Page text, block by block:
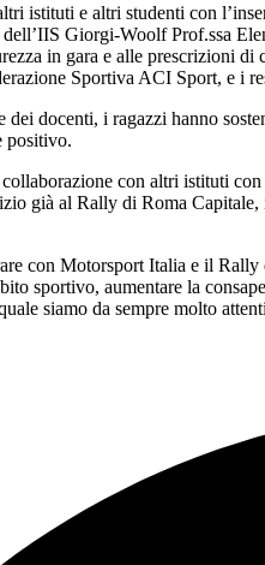
istituti e altri studenti con
Giorgi-Woolf Prof.ssa
in gara e alle prescrizioni
Sportiva ACI Sport, e
docenti, i ragazzi hanno
positivo.
con altri istituti
già al Rally di Roma
con Motorsport Italia e il
sportivo, aumentare la
siamo da sempre molto